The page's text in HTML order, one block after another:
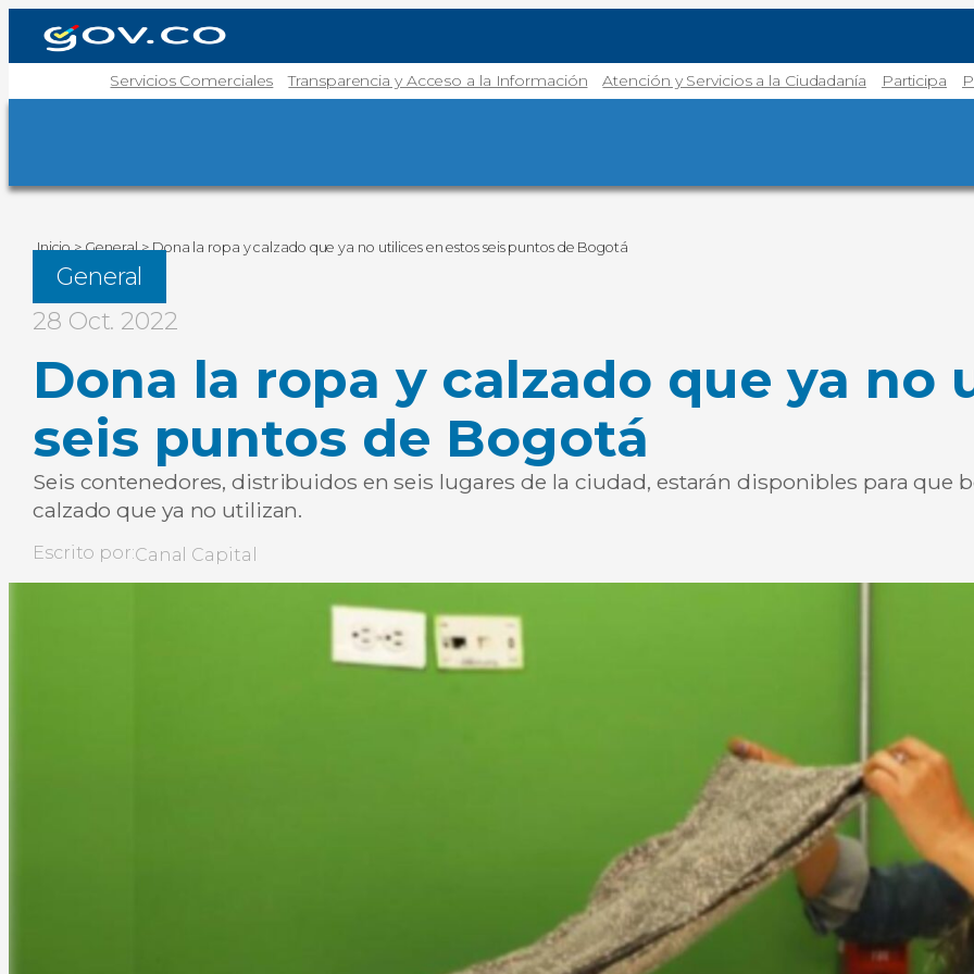
Servicios Comerciales Transparencia y Acceso a la Información Atención y Servicios a la Ciudadanía Participa
Inicio>General>Dona la ropa y calzado que ya no utilices en estos seis puntos de Bogotá
General
28 Oct. 2022
Dona la ropa y calzado que ya no
seis puntos de Bogotá
Seis contenedores, distribuidos en seis lugares de la ciudad, estarán disponibles para que
calzado que ya no utilizan.
Escrito por:Canal Capital